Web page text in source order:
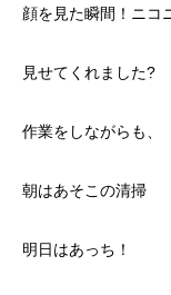
顔を見た瞬間！ニコ
見せてくれました?
作業をしながらも、
朝はあそこの清掃
明日はあっち！